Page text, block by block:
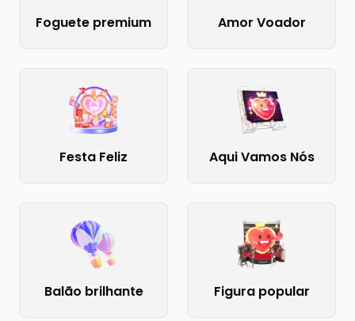
Foguete premium Amor Voador
Festa Feliz Aqui Vamos Nós
Balão brilhante Figura popular